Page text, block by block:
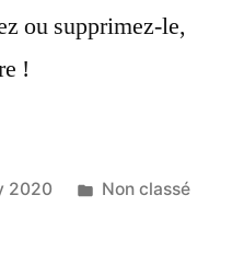
ou supprimez-le,
!
2020
Posted
Non classé